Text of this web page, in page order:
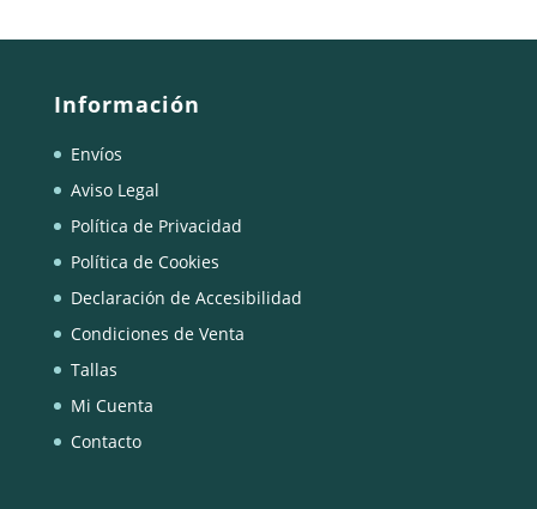
Información
Envíos
Aviso Legal
Política de Privacidad
Política de Cookies
Declaración de Accesibilidad
Condiciones de Venta
Tallas
Mi Cuenta
Contacto